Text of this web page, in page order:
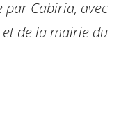
par Cabiria, avec
de la mairie du